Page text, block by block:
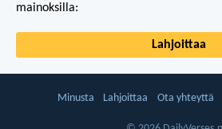
mainoksilla:
Lahjoittaa
Minusta Lahjoittaa Ota yhteyttä